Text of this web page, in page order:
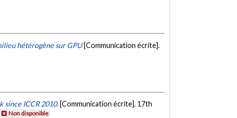
hétérogène sur GPU [Communication écrite].
since ICCR 2010. [Communication écrite]. 17th
Non disponible